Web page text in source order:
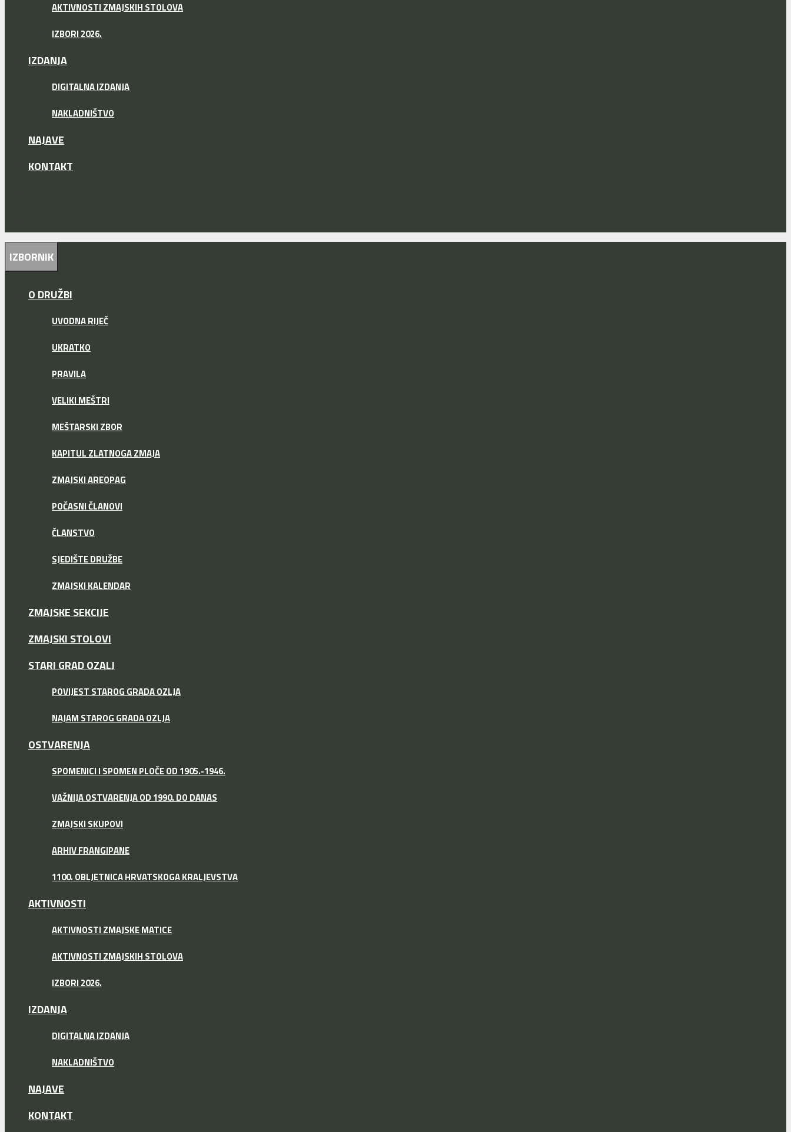
AKTIVNOSTI ZMAJSKIH STOLOVA
IZBORI 2026.
IZDANJA
DIGITALNA IZDANJA
NAKLADNIŠTVO
NAJAVE
KONTAKT
IZBORNIK
O DRUŽBI
UVODNA RIJEČ
UKRATKO
PRAVILA
VELIKI MEŠTRI
MEŠTARSKI ZBOR
KAPITUL ZLATNOGA ZMAJA
ZMAJSKI AREOPAG
POČASNI ČLANOVI
ČLANSTVO
SJEDIŠTE DRUŽBE
ZMAJSKI KALENDAR
ZMAJSKE SEKCIJE
ZMAJSKI STOLOVI
STARI GRAD OZALJ
POVIJEST STAROG GRADA OZLJA
NAJAM STAROG GRADA OZLJA
OSTVARENJA
SPOMENICI I SPOMEN PLOČE OD 1905.-1946.
VAŽNIJA OSTVARENJA OD 1990. DO DANAS
ZMAJSKI SKUPOVI
ARHIV FRANGIPANE
1100. OBLJETNICA HRVATSKOGA KRALJEVSTVA
AKTIVNOSTI
AKTIVNOSTI ZMAJSKE MATICE
AKTIVNOSTI ZMAJSKIH STOLOVA
IZBORI 2026.
IZDANJA
DIGITALNA IZDANJA
NAKLADNIŠTVO
NAJAVE
KONTAKT